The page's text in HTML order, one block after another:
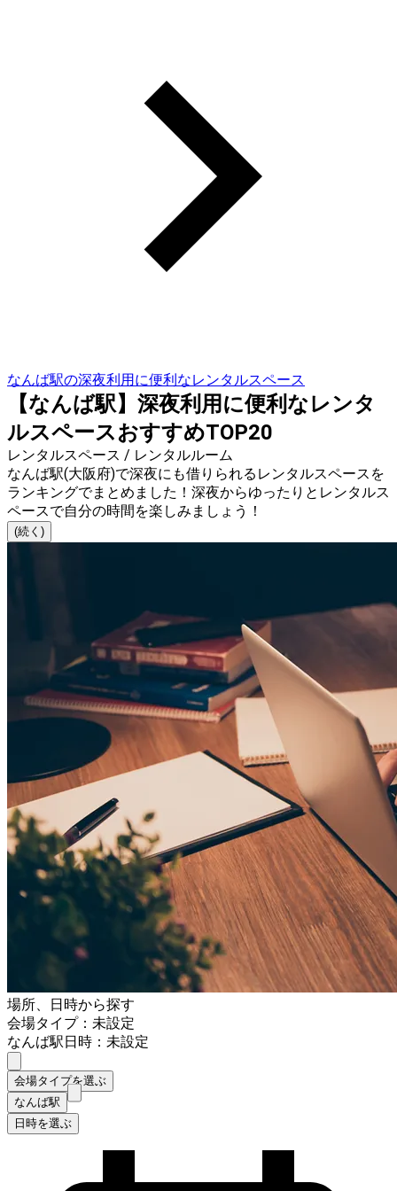
なんば駅の深夜利用に便利なレンタルスペース
【なんば駅】深夜利用に便利なレンタ
ルスペースおすすめTOP20
レンタルスペース / レンタルルーム
なんば駅(大阪府)で深夜にも借りられるレンタルスペースを
ランキングでまとめました！深夜からゆったりとレンタルス
ペースで自分の時間を楽しみましょう！
(続く)
場所、日時から探す
会場タイプ：未設定
なんば駅日時：未設定
会場タイプを選ぶ
なんば駅
日時を選ぶ